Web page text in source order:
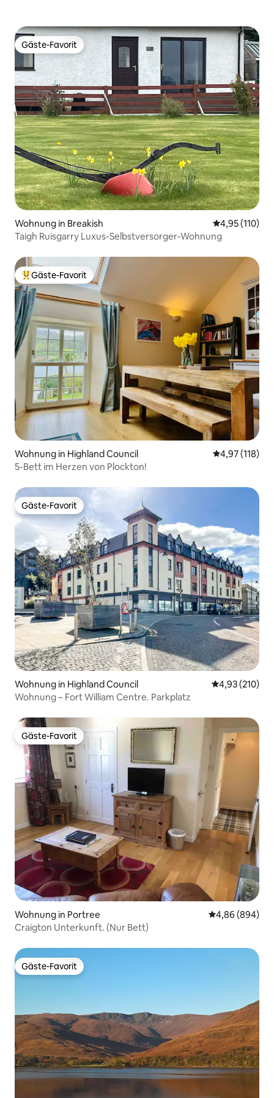
Gäste-Favorit
Gäste-Favorit
Wohnung in Breakish
4,95 (110)
Taigh Ruisgarry Luxus-Selbstversorger-Wohnung
Beliebter Gäste-Favorit.
Gäste-Favorit
Wohnung in Highland Council
4,97 (118)
5-Bett im Herzen von Plockton!
Gäste-Favorit
Gäste-Favorit
Wohnung in Highland Council
4,93 (210)
Wohnung – Fort William Centre. Parkplatz
Gäste-Favorit
Gäste-Favorit
Wohnung in Portree
4,86 (894)
Craigton Unterkunft. (Nur Bett)
Gäste-Favorit
Gäste-Favorit